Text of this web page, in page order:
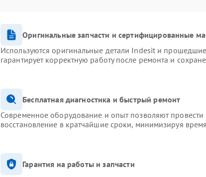
Оригинальные запчасти и сертифицированные
Используются оригинальные детали Indesit и
гарантирует корректную работу после ремонта и
Бесплатная диагностика и быстрый ремонт
Современное оборудование и опыт позволяют провести
восстановление в кратчайшие сроки, минимизируя
Гарантия на работы и запчасти